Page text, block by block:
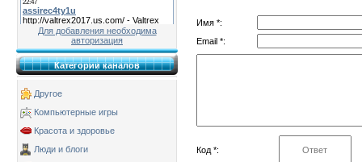
Для добавления необходима
авторизация
Категории каналов
Другое
Компьютерные игры
Красота и здоровье
Люди и блоги
Имя *:
Email *:
Код *: